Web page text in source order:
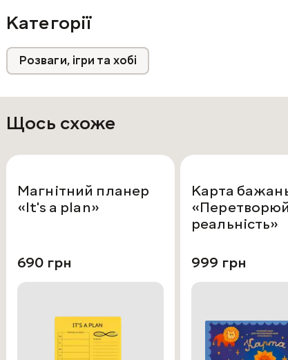
Категорії
Розваги, ігри та хобі
Щось схоже
Магнітний планер
«It's a plan»
690 грн
Карта
«Перетворюй
реальність»
999 грн